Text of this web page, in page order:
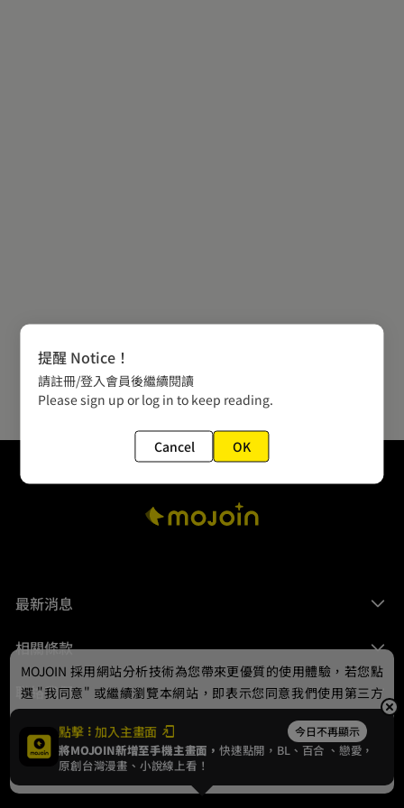
最新消息
相關條款
聯絡我們
© 2024 gamania Digital Entertainment Co., Ltd.
點擊 加入主畫面 今日不再顯示
將MOJOIN新增至手機主畫面，快速點開，BL、 百合 、戀愛，
原創台灣漫畫、小說線上看！
MOJOIN 採用網站分析技術為您帶來更優質的使用體驗，若您點
選 "我同意" 或繼續瀏覽本網站，即表示您同意我們使用第三方
Cookie，欲瞭解更多資訊請見隱私權政策。
我同意
提醒 Notice！
請註冊/登入會員後繼續閱讀
Please sign up or log in to keep reading.
Cancel OK